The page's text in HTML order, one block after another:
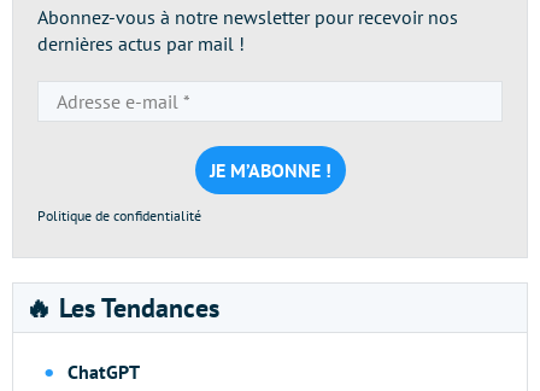
Abonnez-vous à notre newsletter pour recevoir nos
dernières actus par mail !
e-
mail
*
Politique de confidentialité
🔥 Les Tendances
ChatGPT